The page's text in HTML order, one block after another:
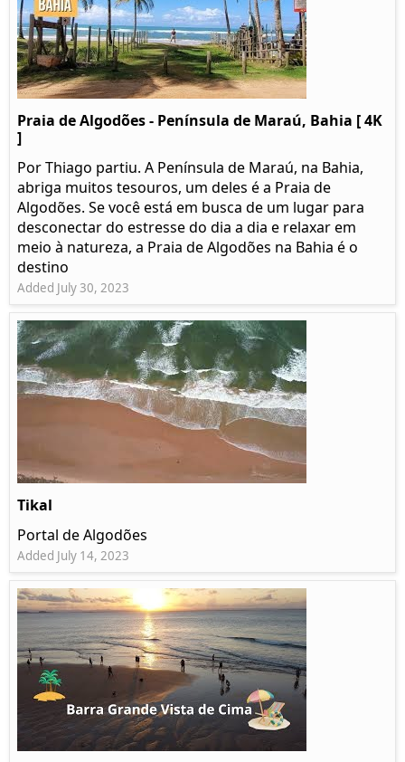
Praia de Algodões - Península de Maraú, Bahia [ 4K
]
Por Thiago partiu. A Península de Maraú, na Bahia,
abriga muitos tesouros, um deles é a Praia de
Algodões. Se você está em busca de um lugar para
desconectar do estresse do dia a dia e relaxar em
meio à natureza, a Praia de Algodões na Bahia é o
destino
Added July 30, 2023
Tikal
Portal de Algodões
Added July 14, 2023